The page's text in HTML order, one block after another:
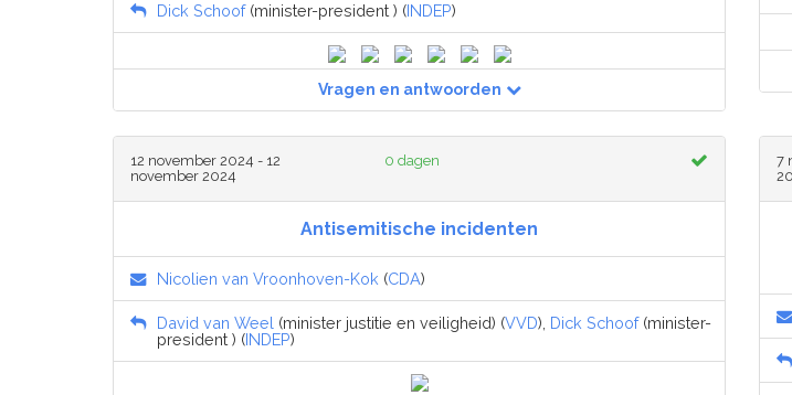
Dick Schoof(minister-president ) (INDEP)
Vragen en antwoorden
12 november 2024 - 12
november 2024
0 dagen
Antisemitische incidenten
Nicolien van Vroonhoven-Kok (CDA)
David van Weel (minister justitie en veiligheid) (VVD), Dick Schoof(minister-
president ) (INDEP)
7